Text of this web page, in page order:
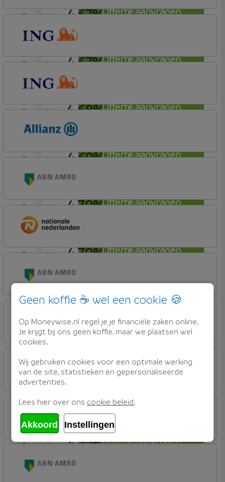
Offerte aanvragen
4,67%
Offerte aanvragen
aflosvrij
4,67%
Offerte aanvragen
Basis (Incl. Korting)
aflosvrij
4,68%
Offerte aanvragen
Basis (Incl. Korting)
aflosvrij
4,69%
Offerte aanvragen
Basis (Incl. Korting)
aflosvrij
4,70%
Offerte aanvragen
Allianz
aflosvrij
4,70%
Offerte aanvragen
Woning (Incl. Korting)
aflosvrij
4,70%
Nationale Nederlanden
aflosvrij
ABN AMRO Bank
Woning (Incl. Korting)
4,72%
Offerte aanvragen
Woning (Incl. Korting)
aflosvrij
4,72%
Florius
Profijt drie + drie
aflosvrij
Budget
Geen koffie ☕ wel een cookie 🍪
Op Moneywise.nl regel je je financiële zaken online.
Je krijgt bij ons geen koffie, maar we plaatsen wel
cookies.
Wij gebruiken cookies voor een optimale werking
van de site, statistieken en gepersonaliseerde
advertenties.
Lees hier over ons cookie beleid.
Akkoord Instellingen